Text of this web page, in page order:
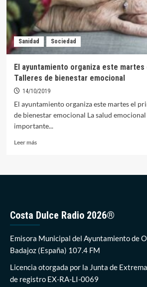
Sanidad Sociedad
El ayuntamiento organiza este
Talleres de bienestar emocional
14/10/2019
El ayuntamiento organiza este martes el
de bienestar emocional La salud emocional
importante...
Leer másLeer
el
primero
de
Talleres
bienestar
emocional
Costa Dulce Radio 2026®
Emisora Municipal del Ayuntamiento de
Badajoz (España) 107.4 FM
Licencia otorgada por la Junta de
de registro EX-RA-LI-0069